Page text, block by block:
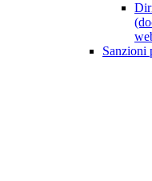
Sanzioni